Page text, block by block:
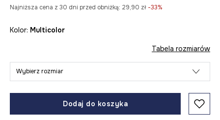
Najniższa cena z 30 dni przed obniżką: 29,90 zł -33%
Kolor: multicolor
Tabela rozmiarów
Wybierz rozmiar
Dodaj do koszyka